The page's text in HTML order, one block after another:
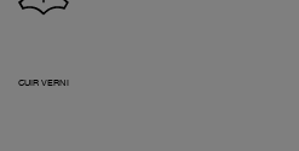
CUIR VERNI